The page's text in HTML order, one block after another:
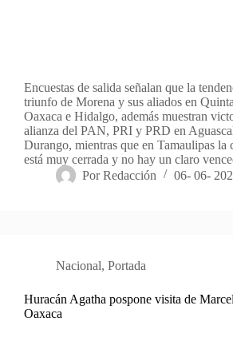
Encuestas de salida señalan que la
triunfo de Morena y sus aliados en
Oaxaca e Hidalgo, además muestran
alianza del PAN, PRI y PRD en
Durango, mientras que en Tamaulipas la
está muy cerrada y no hay un claro
Por Redacción 06- 06-
Nacional, Portada
Huracán Agatha pospone visita de
Oaxaca